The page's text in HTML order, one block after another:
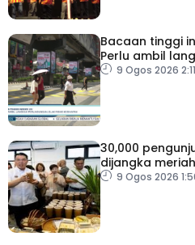
Bacaan tinggi
Perlu ambil
perlindungan,
9 Ogos 2026
30,000
dijangka
Karnival Jom
9 Ogos 2026